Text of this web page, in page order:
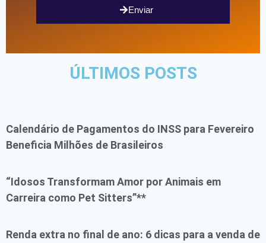
Enviar
ÚLTIMOS POSTS
Calendário de Pagamentos do INSS para Fevereiro
Beneficia Milhões de Brasileiros
“Idosos Transformam Amor por Animais em
Carreira como Pet Sitters”**
Renda extra no final de ano: 6 dicas para a venda de